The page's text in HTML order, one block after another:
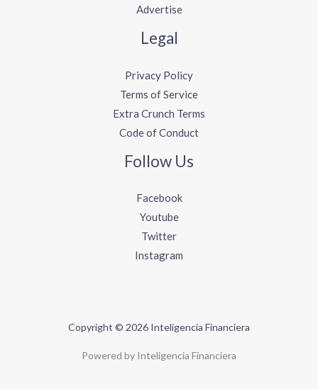
Advertise
Legal
Privacy Policy
Terms of Service
Extra Crunch Terms
Code of Conduct
Follow Us
Facebook
Youtube
Twitter
Instagram
Copyright © 2026 Inteligencia Financiera
Powered by Inteligencia Financiera